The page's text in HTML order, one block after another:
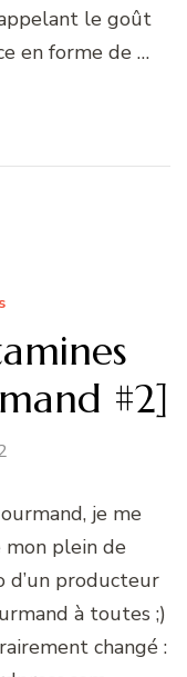
le goût
en forme de …
#2]
je me
mon plein de
d’un producteur
à toutes ;)
changé :